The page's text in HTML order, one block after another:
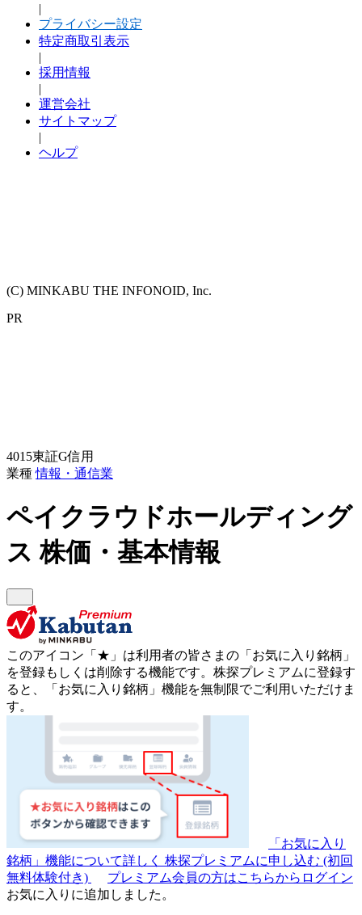
|
プライバシー設定
特定商取引表示
|
採用情報
|
運営会社
サイトマップ
|
ヘルプ
(C) MINKABU THE INFONOID, Inc.
PR
4015東証G信用
業種情報・通信業
ペイクラウドホールディング
ス株価・基本情報
このアイコン 「★」 は利用者の皆さまの 「お気に入り銘柄」
を登録もしくは削除する機能です。 株探プレミアムに登録す
ると、「お気に入り銘柄」機能を無制限でご利用いただけま
す。
「お気に入り
銘柄」機能について詳しく 株探プレミアムに申し込む (初回
無料体験付き)
プレミアム会員の方はこちらからログイン
お気に入りに追加しました。